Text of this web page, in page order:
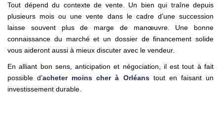
Tout dépend du contexte de vente. Un bien qui traîne depuis
plusieurs mois ou une vente dans le cadre d’une succession
laisse souvent plus de marge de manœuvre. Une bonne
connaissance du marché et un dossier de financement solide
vous aideront aussi à mieux discuter avec le vendeur.
En alliant bon sens, anticipation et négociation, il est tout à fait
possible d’acheter moins cher à Orléanstout en faisant un
investissement durable.